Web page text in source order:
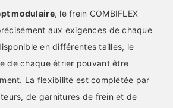
modulaire, le frein COMBIFLEX
aux exigences de chaque
en différentes tailles, le
de chaque étrier pouvant être
La flexibilité est complétée par
de garnitures de frein et de